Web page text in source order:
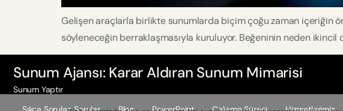
Gelişen araçlarla birlikte sunumlarda biçim çoğu zaman içeriğin
söyleneceğin berraklaşmasıyla kuruluyor. Beğeninin neden ikincil
Sunum Ajansı: Karar Aldıran Sunum Mimarisi
Sunum Yaptır